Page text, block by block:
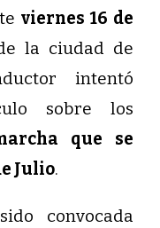
viernes 16 de
la ciudad de
intentó
sobre los
que se
Julio.
convocada